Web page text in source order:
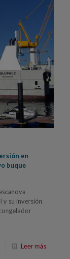
en
buque
y su inversión
Leer más